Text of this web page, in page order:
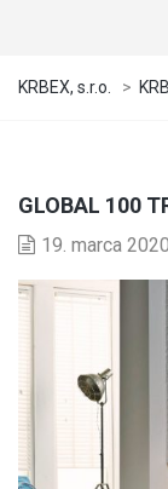
KRBEX, s.r.o. >
GLOBAL 100
19. marca 2020